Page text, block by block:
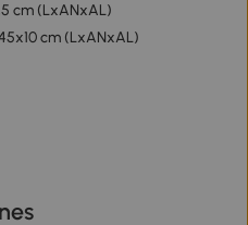
cm (LxANxAL)
cm (LxANxAL)